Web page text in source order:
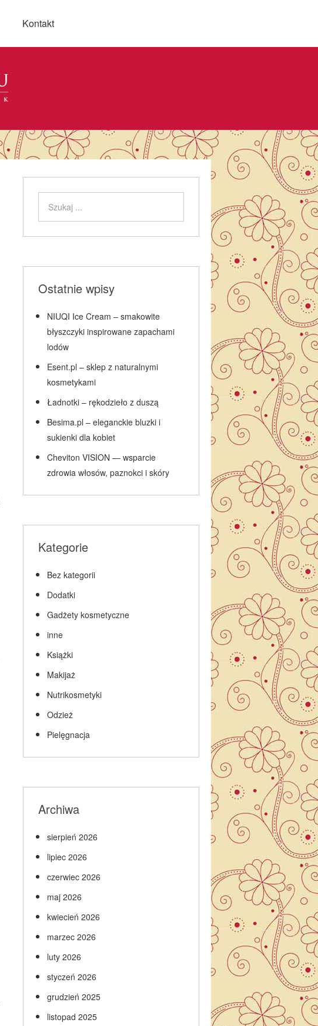
Kontakt
Ostatnie wpisy
NIUQI Ice Cream – smakowite
błyszczyki inspirowane zapachami
lodów
Esent.pl – sklep z naturalnymi
kosmetykami
Ładnotki – rękodzieło z duszą
Besima.pl – eleganckie bluzki i
sukienki dla kobiet
Cheviton VISION — wsparcie
zdrowia włosów, paznokci i skóry
Kategorie
Bez kategorii
Dodatki
Gadżety kosmetyczne
inne
Książki
Makijaż
Nutrikosmetyki
Odzież
Pielęgnacja
Archiwa
sierpień 2026
lipiec 2026
czerwiec 2026
maj 2026
kwiecień 2026
marzec 2026
luty 2026
styczeń 2026
grudzień 2025
listopad 2025